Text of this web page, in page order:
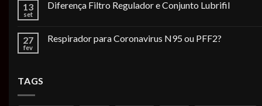
13
set
Diferença Filtro Regulador e Conjunto Lubrifil
27
fev
Respirador para Coronavirus N95 ou PFF2?
TAGS